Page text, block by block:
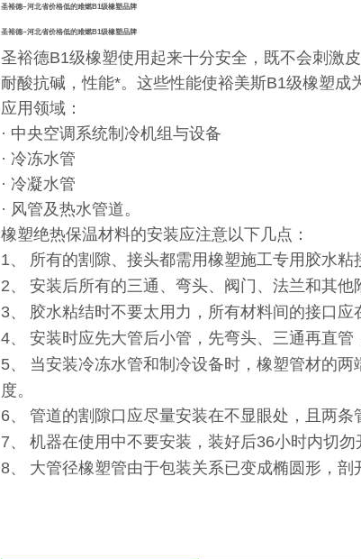
圣裕德~河北省价格低的难燃B1级橡塑品牌
圣裕德~河北省价格低的难燃B1级橡塑品牌
圣裕德B1级橡塑使用起来十分安全，既不会刺激
耐酸抗碱，性能*。这些性能使裕美斯B1级橡塑成
应用领域：
· 中央空调系统制冷机组与设备
· 冷冻水管
· 冷凝水管
· 风管及热水管道。
橡塑绝热保温材料的安装应注意以下几点：
1、
所有的割隙、接头都需用橡塑施工专用胶水粘
2、
安装后所有的三通、弯头、阀门、法兰和其他
3、
胶水粘结时不要太用力，所有材料间的接口应
4、
安装时应先大管后小管，先弯头、三通再直管
5、
当安装冷冻水管和制冷设备时，橡塑管材的
度。
6、
管道的割隙口应尽量安装在不显眼处，且两条
7、 机器在使用中不要安装，装好后36小时内切勿
8、 大管径橡塑管由于包装关系已变成椭圆形，剖